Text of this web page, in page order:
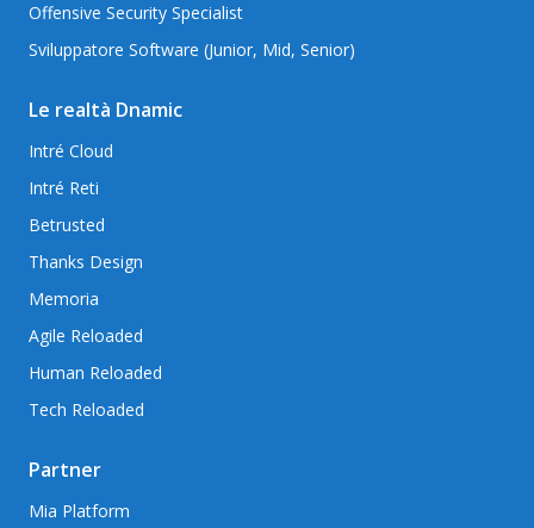
Offensive Security Specialist
Sviluppatore Software (Junior, Mid, Senior)
Le realtà Dnamic
Intré Cloud
Intré Reti
Betrusted
Thanks Design
Memoria
Agile Reloaded
Human Reloaded
Tech Reloaded
Partner
Mia Platform